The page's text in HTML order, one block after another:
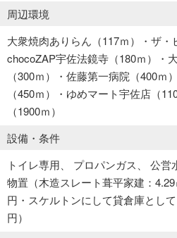
周辺環境
大衆焼肉ありらん（117ｍ）・ザ・
chocoZAP宇佐法鏡寺（180ｍ）・
（300ｍ）・佐藤第一病院（400ｍ
（450ｍ）・ゆめマート宇佐店（
（1900ｍ）
設備・条件
トイレ専用
プロパンガス
公営
物置（木造スレート葺平家建：
円・スケルトンにして貸倉庫とし
円）